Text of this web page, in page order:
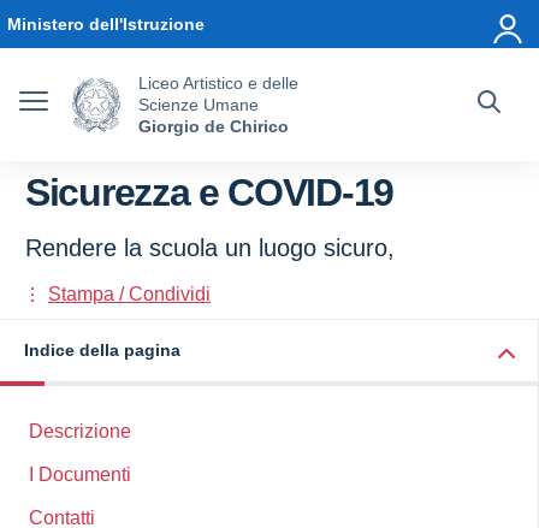
Ministero dell'Istruzione
Liceo Artistico e delle
Scienze Umane
Giorgio de Chirico
Sicurezza e COVID-19
Rendere la scuola un luogo sicuro,
Stampa / Condividi
Indice della pagina
Descrizione
I Documenti
Contatti